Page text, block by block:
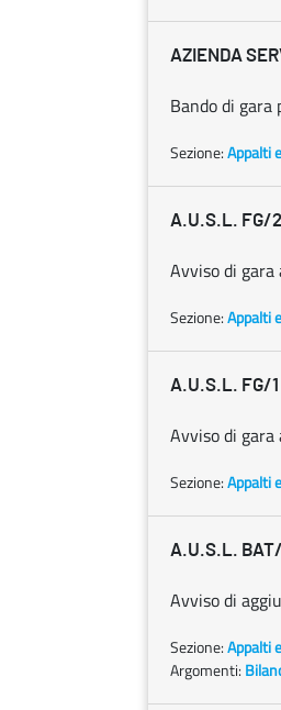
AZIENDA
Bando di
Sezione:Appalti
A.U.S.L. FG/
Avviso di
Sezione:Appalti
A.U.S.L. FG/1
Avviso di
Sezione:Appalti
A.U.S.L.
Avviso di
Sezione:Appalti
Argomenti: